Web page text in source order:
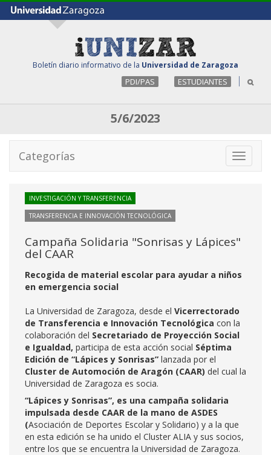
Boletín diario informativo de la Universidad de Zaragoza
PDI/PAS ESTUDIANTES
5/6/2023
Toggle
Categorías
INVESTIGACIÓN Y TRANSFERENCIA
TRANSFERENCIA E INNOVACIÓN TECNOLÓGICA
Campaña Solidaria "Sonrisas y Lápices"
del CAAR
Recogida de material escolar para ayudar a niños
en emergencia social
La Universidad de Zaragoza, desde el Vicerrectorado
de Transferencia e Innovación Tecnológica con la
colaboración del Secretariado de Proyección Social
e Igualdad, participa de esta acción social Séptima
Edición de “Lápices y Sonrisas” lanzada por el
Cluster de Automoción de Aragón (CAAR) del cual la
Universidad de Zaragoza es socia.
“Lápices y Sonrisas”, es una campaña solidaria
impulsada desde CAAR de la mano de ASDES
(Asociación de Deportes Escolar y Solidario) y a la que
en esta edición se ha unido el Cluster ALIA y sus socios,
entre los que se encuentra la Universidad de Zaragoza.